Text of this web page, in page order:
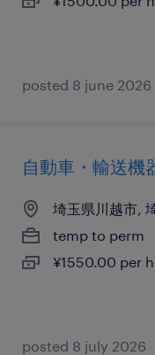
posted 8 june 2026
自動車・輸送機
埼玉県川越市,
temp to perm
¥1550.00 per
posted 8 july 2026